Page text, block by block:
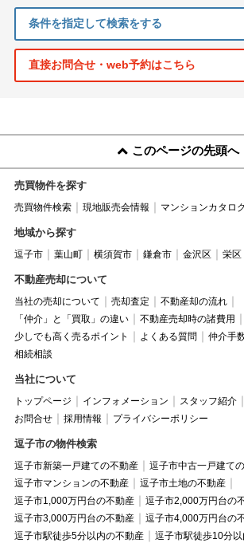
条件を指定して検索をする
直接お問合せ・web予約はこちら
このページの先頭へ
売買物件を探す
売買物件検索 現地販売会情報 マンションカタロ
地域から探す
逗子市 葉山町 横須賀市 鎌倉市 金沢区 栄区
不動産売却について
当社の売却について 売却査定
不動産却の流れ
「仲介」と「買取」の違い
不動産売却時の諸費用
少しでも高く売るポイント
よくある質問
仲介手
相続相談
当社について
トップページ インフォメーション スタッフ紹介
お問合せ
採用情報 プライバシーポリシー
逗子市の物件検索
逗子市新築一戸建ての不動産
逗子市中古一戸建て
逗子市マンションの不動産
逗子市土地の不動産
逗子市1,000万円台の不動産
逗子市2,000万円台の
逗子市3,000万円台の不動産
逗子市4,000万円台の
逗子市駅徒歩5分以内の不動産
逗子市駅徒歩10分